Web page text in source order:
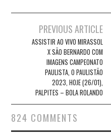
navigation
PREVIOUS ARTICLE
ASSISTIR AO VIVO MIRASSOL
X SÃO BERNARDO COM
IMAGENS CAMPEONATO
PAULISTA, O PAULISTÃO
2023, HOJE (26/01),
PALPITES – BOLA ROLANDO
824 COMMENTS